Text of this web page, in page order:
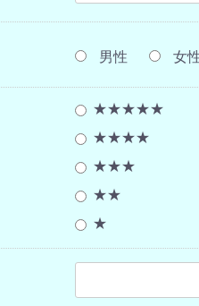
男性 女
★★★★★
★★★★
★★★
★★
★